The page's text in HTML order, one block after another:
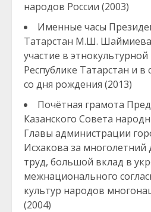
народов России (2003)
Именные часы
Татарстан М.Ш. Шаймиева
участие в
Республике Татарстан и в
со дня рождения (2013)
Почётная грамота
Казанского Совета
Главы администрации
Исхакова за многолетний
труд, большой вклад в
межнационального
культур народов
(2004)